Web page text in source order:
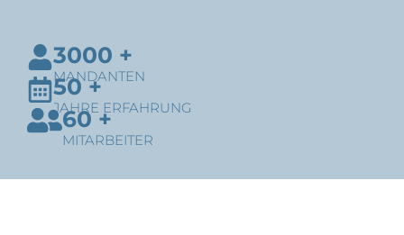
MANDANTEN
3000 +
JAHRE ERFAHRUNG
50 +
MITARBEITER
60 +